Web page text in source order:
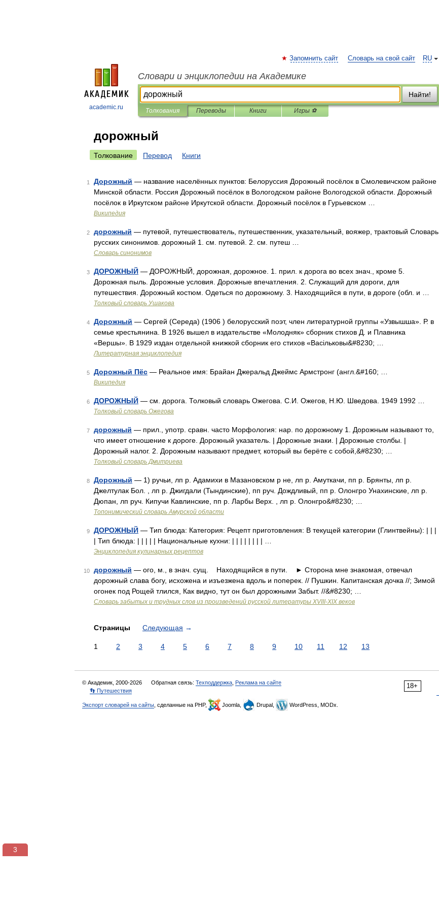
academic.ru
RU
Запомнить сайт Словарь на свой сайт
Словари и энциклопедии на Академике
Найти!
Толкования Переводы Книги Игры ⚽
дорожный
Толкование Перевод Книги
1 Дорожный — название населённых пунктов: Белоруссия Дорожный посёлок в Смолевичском районе
Минской области. Россия Дорожный посёлок в Вологодском районе Вологодской области. Дорожный
посёлок в Иркутском районе Иркутской области. Дорожный посёлок в Гурьевском …
Википедия
2 дорожный — путевой, путешествователь, путешественник, указательный, вояжер, трактовый Словарь
русских синонимов. дорожный 1. см. путевой. 2. см. путеш …
Словарь синонимов
3 ДОРОЖНЫЙ — ДОРОЖНЫЙ, дорожная, дорожное. 1. прил. к дорога во всех знач., кроме 5.
Дорожная пыль. Дорожные условия. Дорожные впечатления. 2. Служащий для дороги, для
путешествия. Дорожный костюм. Одеться по дорожному. 3. Находящийся в пути, в дороге (обл. и …
Толковый словарь Ушакова
4 Дорожный — Сергей (Середа) (1906 ) белорусский поэт, член литературной группы «Узвышша». Р. в
семье крестьянина. В 1926 вышел в издательстве «Молодняк» сборник стихов Д. и Плавника
«Вершы». В 1929 издан отдельной книжкой сборник его стихов «Васільковы&#8230; …
Литературная энциклопедия
5 Дорожный Пёс — Реальное имя: Брайан Джеральд Джеймс Армстронг (англ.&#160; …
Википедия
6 ДОРОЖНЫЙ — см. дорога. Толковый словарь Ожегова. С.И. Ожегов, Н.Ю. Шведова. 1949 1992 …
Толковый словарь Ожегова
7 дорожный — прил., употр. сравн. часто Морфология: нар. по дорожному 1. Дорожным называют то,
что имеет отношение к дороге. Дорожный указатель. | Дорожные знаки. | Дорожные столбы. |
Дорожный налог. 2. Дорожным называют предмет, который вы берёте с собой,&#8230; …
Толковый словарь Дмитриева
8 Дорожный — 1) ручьи, лп р. Адамихи в Мазановском р не, лп р. Амуткачи, пп р. Брянты, лп р.
Джелтулак Бол. , лп р. Джигдали (Тындинские), пп руч. Дождливый, пп р. Олонгро Унахинские, лп р.
Дюпан, лп руч. Кипучи Кавлинские, пп р. Ларбы Верх. , лп р. Олонгро&#8230; …
Топонимический словарь Амурской области
9 ДОРОЖНЫЙ — Тип блюда: Категория: Рецепт приготовления: В текущей категории (Глинтвейны): | | |
| Тип блюда: | | | | | Национальные кухни: | | | | | | | | …
Энциклопедия кулинарных рецептов
10 дорожный — ого, м., в знач. сущ. Находящийся в пути. ► Сторона мне знакомая, отвечал
дорожный слава богу, исхожена и изъезжена вдоль и поперек. // Пушкин. Капитанская дочка //; Зимой
огонек под Рощей тлился, Как видно, тут он был дорожными Забыт. //&#8230; …
Словарь забытых и трудных слов из произведений русской литературы ХVIII-ХIХ веков
Страницы Следующая →
1 2 3 4 5 6 7 8 9 10 11 12 13
18+
© Академик, 2000-2026 Обратная связь: Техподдержка Реклама на сайте
👣 Путешествия
Экспорт словарей на сайты , сделанные на PHP, Joomla, Drupal, WordPress, MODx.
3